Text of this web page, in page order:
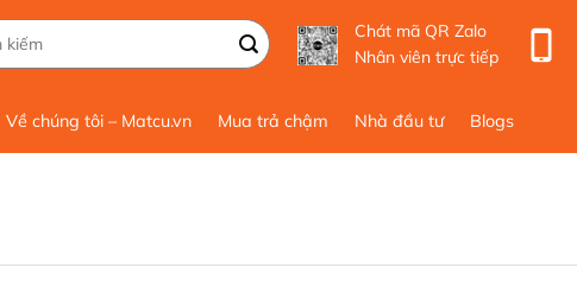
Chát mã QR Zalo
Nhân viên trực tiếp
Về chúng tôi – Matcu.vn Mua trả chậm Nhà đầu tư Blogs